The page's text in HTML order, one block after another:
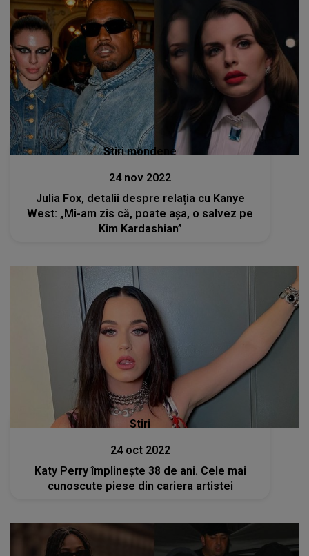
Stiri mondene
24 nov 2022
Julia Fox, detalii despre relația cu Kanye
West: „Mi-am zis că, poate așa, o salvez pe
Kim Kardashian”
Stiri
24 oct 2022
Katy Perry împlinește 38 de ani. Cele mai
cunoscute piese din cariera artistei